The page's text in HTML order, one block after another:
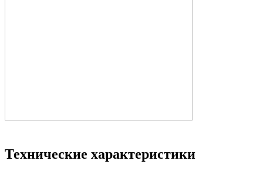
Технические характеристики